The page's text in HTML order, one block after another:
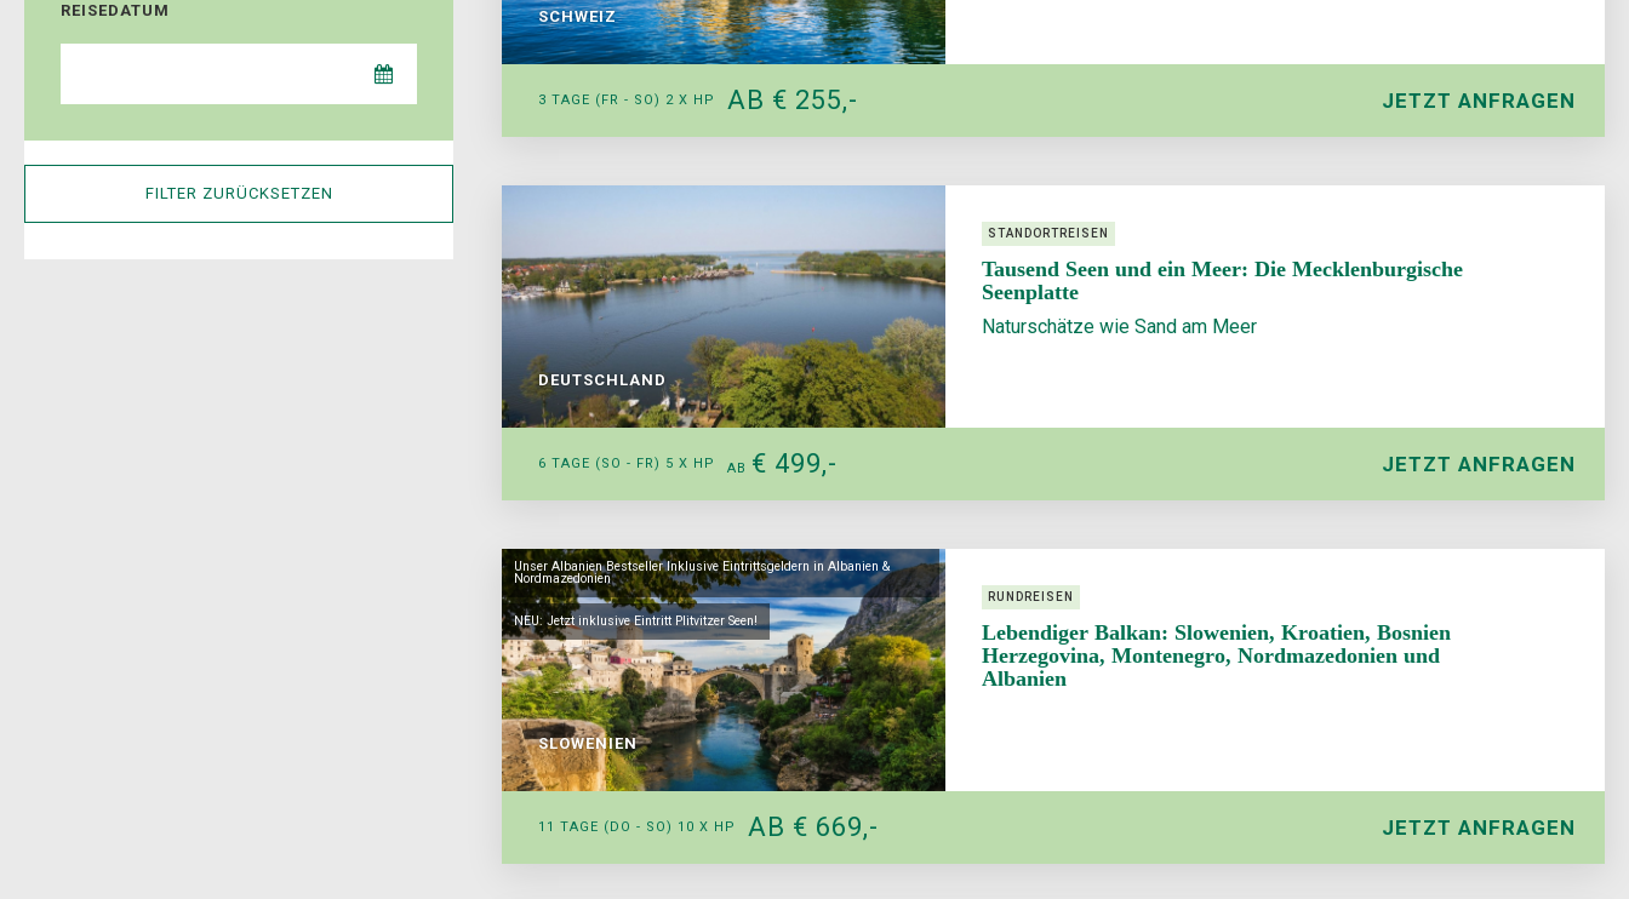
REISEDATUM SCHWEIZ
JETZT ANFRAGEN
3 TAGE (FR - SO) 2 X HP AB € 255,-
DEUTSCHLAND
STANDORTREISEN
Tausend Seen und ein Meer: Die Mecklen­burgische
Seenplatte
Naturschätze wie Sand am Meer
JETZT ANFRAGEN
6 TAGE (SO - FR) 5 X HP AB € 499,-
Unser Albanien Bestseller Inklusive Eintrittsgeldern in Albanien &
Nordmazedonien
NEU: Jetzt inklusive Eintritt Plitvitzer Seen!
SLOWENIEN
RUNDREISEN
Lebendiger Balkan: Slowenien, Kroatien, Bosnien
Herzegovina, Montenegro, Nordmazedonien und
Albanien
JETZT ANFRAGEN
11 TAGE (DO - SO) 10 X HP AB € 669,-